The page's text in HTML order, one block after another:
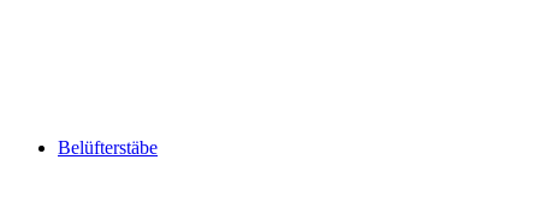
Belüfterstäbe